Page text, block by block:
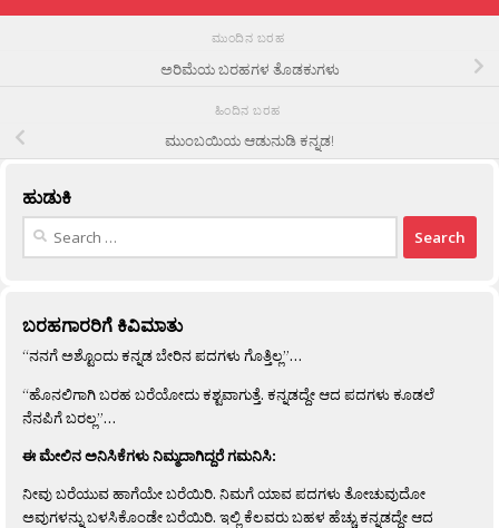
ಮುಂದಿನ ಬರಹ
ಅರಿಮೆಯ ಬರಹಗಳ ತೊಡಕುಗಳು
ಹಿಂದಿನ ಬರಹ
ಮುಂಬಯಿಯ ಆಡುನುಡಿ ಕನ್ನಡ!
ಹುಡುಕಿ
Search
ಬರಹಗಾರರಿಗೆ ಕಿವಿಮಾತು
“ನನಗೆ ಅಶ್ಟೊಂದು ಕನ್ನಡ ಬೇರಿನ ಪದಗಳು ಗೊತ್ತಿಲ್ಲ”…
“ಹೊನಲಿಗಾಗಿ ಬರಹ ಬರೆಯೋದು ಕಶ್ಟವಾಗುತ್ತೆ. ಕನ್ನಡದ್ದೇ ಆದ ಪದಗಳು ಕೂಡಲೆ
ನೆನಪಿಗೆ ಬರಲ್ಲ”…
ಈ ಮೇಲಿನ ಅನಿಸಿಕೆಗಳು ನಿಮ್ಮದಾಗಿದ್ದರೆ ಗಮನಿಸಿ:
ನೀವು ಬರೆಯುವ ಹಾಗೆಯೇ ಬರೆಯಿರಿ. ನಿಮಗೆ ಯಾವ ಪದಗಳು ತೋಚುವುದೋ
ಅವುಗಳನ್ನು ಬಳಸಿಕೊಂಡೇ ಬರೆಯಿರಿ. ಇಲ್ಲಿ ಕೆಲವರು ಬಹಳ ಹೆಚ್ಚು ಕನ್ನಡದ್ದೇ ಆದ